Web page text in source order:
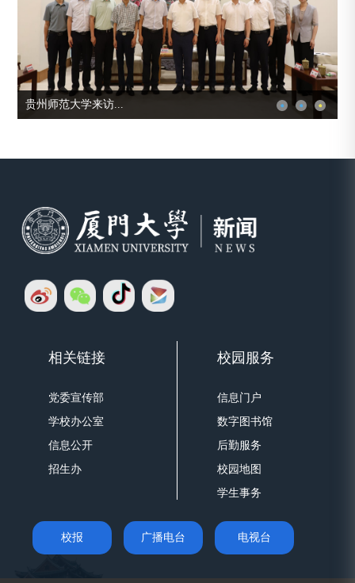
贵州师范大学来访...
相关链接
党委宣传部
学校办公室
信息公开
招生办
校园服务
信息门户
数字图书馆
后勤服务
校园地图
学生事务
校报 广播电台 电视台